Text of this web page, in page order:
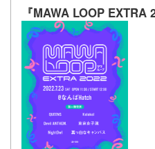
『MAWA LOOP EXTRA